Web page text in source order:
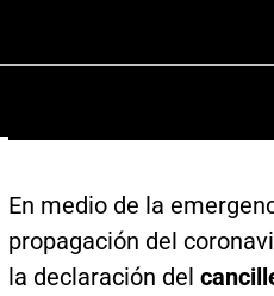
En medio de la
propagación del
la declaración del